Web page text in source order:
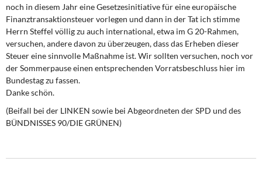
noch in diesem Jahr eine Gesetzesinitiative für eine europäische
Finanztransaktionsteuer vorlegen und dann in der Tat ich stimme
Herrn Steffel völlig zu auch international, etwa im G 20-Rahmen,
versuchen, andere davon zu überzeugen, dass das Erheben dieser
Steuer eine sinnvolle Maßnahme ist. Wir sollten versuchen, noch vor
der Sommerpause einen entsprechenden Vorratsbeschluss hier im
Bundestag zu fassen.
Danke schön.
(Beifall bei der LINKEN sowie bei Abgeordneten der SPD und des
BÜNDNISSES 90/DIE GRÜNEN)